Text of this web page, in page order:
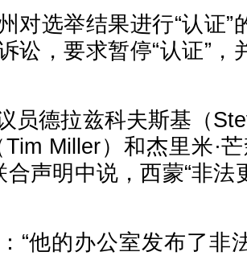
对选举结果进行“认证”
讼，要求暂停“认证”，
员德拉兹科夫斯基（
Tim Miller）和杰里米·
合声明中说，西蒙“非法
“他的办公室发布了非